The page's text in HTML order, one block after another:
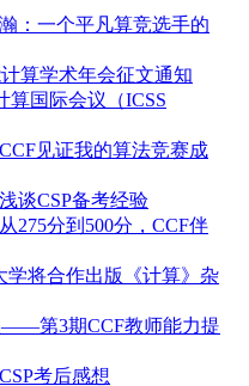
：一个平凡算竞选手的
算学术年会征文通知
算国际会议（ICSS
见证我的算法竞赛成
谈CSP备考经验
275分到500分，CCF伴
学将合作出版《计算》杂
第3期CCF教师能力提
考后感想